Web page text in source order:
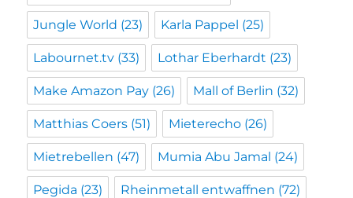
Jungle World (23) Karla Pappel (25)
Labournet.tv (33) Lothar Eberhardt (23)
Make Amazon Pay (26) Mall of Berlin (32)
Matthias Coers (51) Mieterecho (26)
Mietrebellen (47) Mumia Abu Jamal (24)
Pegida (23) Rheinmetall entwaffnen (72)